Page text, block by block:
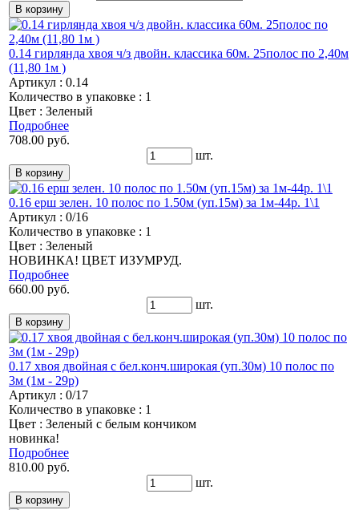
0.14 гирлянда хвоя ч/з двойн. классика 60м. 25полос по 2,40м
(11,80 1м )
Артикул : 0.14
Количество в упаковке : 1
Цвет : Зеленый
Подробнее
708.00 руб.
шт.
0.16 ерш зелен. 10 полос по 1.50м (уп.15м) за 1м-44р. 1\1
Артикул : 0/16
Количество в упаковке : 1
Цвет : Зеленый
НОВИНКА! ЦВЕТ ИЗУМРУД.
Подробнее
660.00 руб.
шт.
0.17 хвоя двойная с бел.конч.широкая (уп.30м) 10 полос по
3м (1м - 29р)
Артикул : 0/17
Количество в упаковке : 1
Цвет : Зеленый с белым кончиком
новинка!
Подробнее
810.00 руб.
шт.